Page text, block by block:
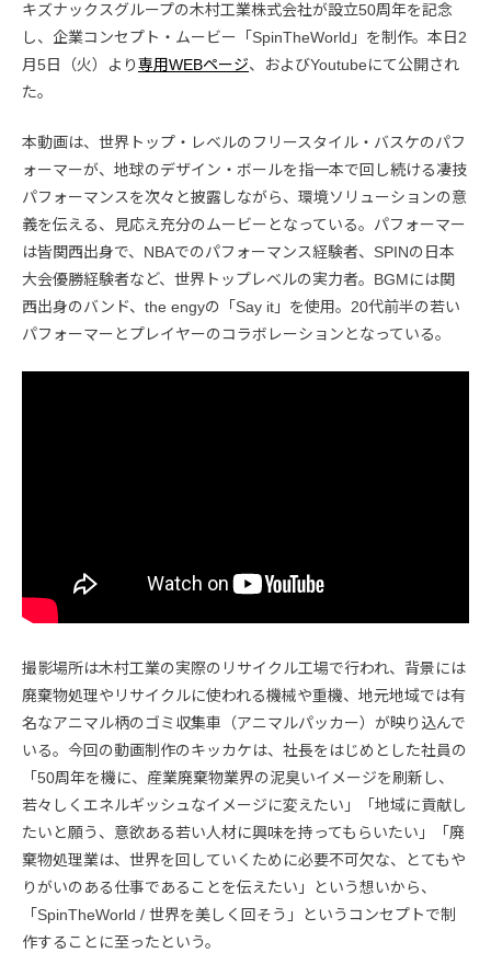
キズナックスグループの木村工業株式会社が設立50周年を記念
し、企業コンセプト・ムービー「SpinTheWorld」を制作。本日2
月5日（火）より専用WEBページ、およびYoutubeにて公開され
た。
本動画は、世界トップ・レベルのフリースタイル・バスケのパフ
ォーマーが、地球のデザイン・ボールを指一本で回し続ける凄技
パフォーマンスを次々と披露しながら、環境ソリューションの意
義を伝える、見応え充分のムービーとなっている。パフォーマー
は皆関西出身で、NBAでのパフォーマンス経験者、SPINの日本
大会優勝経験者など、世界トップレベルの実力者。BGMには関
西出身のバンド、the engyの「Say it」を使用。20代前半の若い
パフォーマーとプレイヤーのコラボレーションとなっている。
撮影場所は木村工業の実際のリサイクル工場で行われ、背景には
廃棄物処理やリサイクルに使われる機械や重機、地元地域では有
名なアニマル柄のゴミ収集車（アニマルパッカー）が映り込んで
いる。今回の動画制作のキッカケは、社長をはじめとした社員の
「50周年を機に、産業廃棄物業界の泥臭いイメージを刷新し、
若々しくエネルギッシュなイメージに変えたい」「地域に貢献し
たいと願う、意欲ある若い人材に興味を持ってもらいたい」「廃
棄物処理業は、世界を回していくために必要不可欠な、とてもや
りがいのある仕事であることを伝えたい」という想いから、
「SpinTheWorld / 世界を美しく回そう」というコンセプトで制
作することに至ったという。